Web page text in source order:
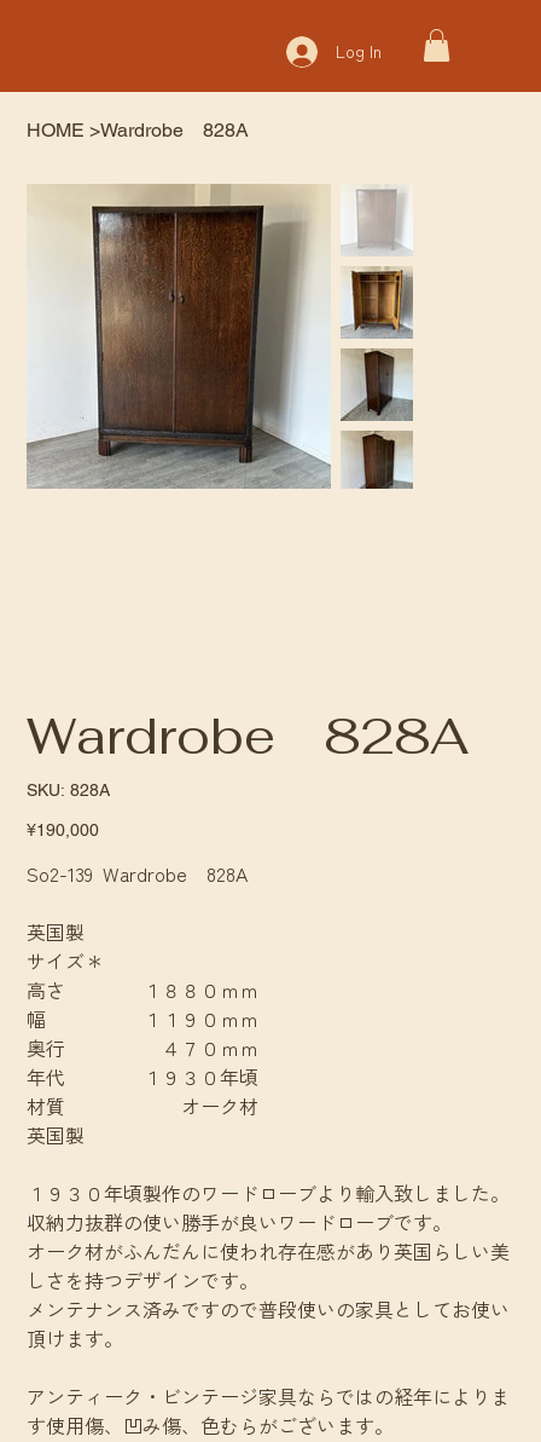
Log In
HOME >Wardrobe 828A
Wardrobe 828A
SKU: SKU
828A
828A
Price
¥190,000
So2-139 Wardrobe 828A
英国製
サイズ＊
高さ １８８０ｍｍ
幅 １１９０ｍｍ
奥行 ４７０ｍｍ
年代 １９３０年頃
材質 オーク材
英国製
１９３０年頃製作のワードローブより輸入致しました。
収納力抜群の使い勝手が良いワードローブです。
オーク材がふんだんに使われ存在感があり英国らしい美
しさを持つデザインです。
メンテナンス済みですので普段使いの家具としてお使い
頂けます。
アンティーク・ビンテージ家具ならではの経年によりま
す使用傷、凹み傷、色むらがございます。